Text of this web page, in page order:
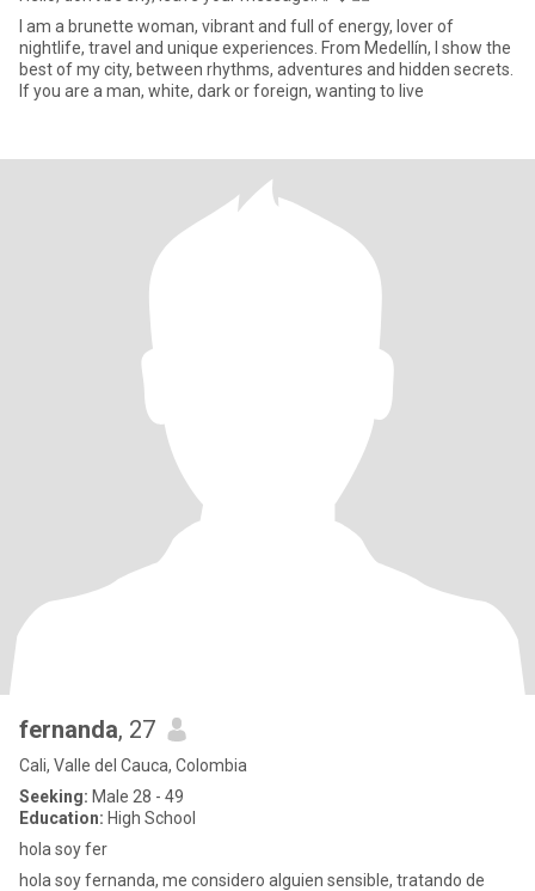
I am a brunette woman, vibrant and full of energy, lover of
nightlife, travel and unique experiences. From Medellín, I show the
best of my city, between rhythms, adventures and hidden secrets.
If you are a man, white, dark or foreign, wanting to live
fernanda, 27
Cali, Valle del Cauca, Colombia
Seeking: Male 28 - 49
Education: High School
hola soy fer
hola soy fernanda, me considero alguien sensible, tratando de